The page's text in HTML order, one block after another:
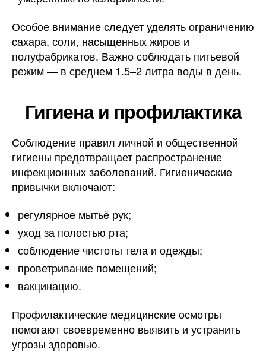
Особое внимание следует уделять ограничению
сахара, соли, насыщенных жиров и
полуфабрикатов. Важно соблюдать питьевой
режим — в среднем 1.5–2 литра воды в день.
Гигиена и профилактика
Соблюдение правил личной и общественной
гигиены предотвращает распространение
инфекционных заболеваний. Гигиенические
привычки включают:
регулярное мытьё рук;
уход за полостью рта;
соблюдение чистоты тела и одежды;
проветривание помещений;
вакцинацию.
Профилактические медицинские осмотры
помогают своевременно выявить и устранить
угрозы здоровью.